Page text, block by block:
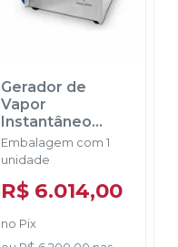
Gerador de
Vapor
Instantâneo
Turbo Vapor
220v-
Embalagem com 1
unidade
R$ 6.014,00
no Pix